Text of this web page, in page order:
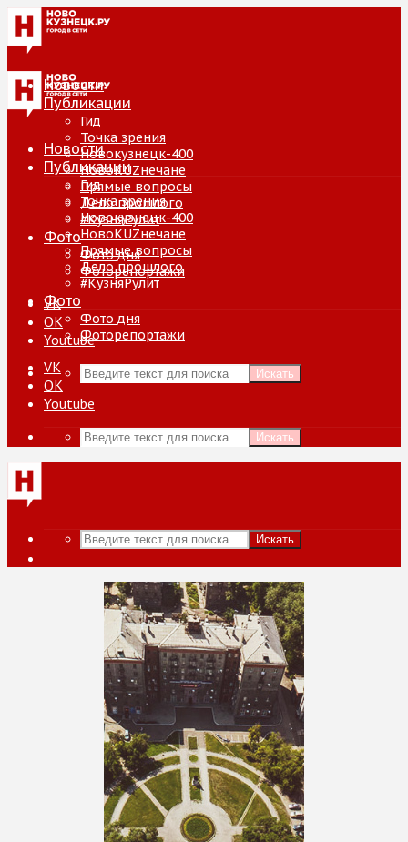
Новости
Публикации
Гид
Точка зрения
Новокузнецк-400
НовоKUZнечане
Прямые вопросы
Дело прошлого
#КузняРулит
Фото
Фото дня
Фоторепортажи
VK
ОК
Youtube
Искать
Новости
Публикации
Гид
Точка зрения
Новокузнецк-400
НовоKUZнечане
Прямые вопросы
Дело прошлого
#КузняРулит
Фото
Фото дня
Фоторепортажи
VK
ОК
Youtube
Искать
Искать